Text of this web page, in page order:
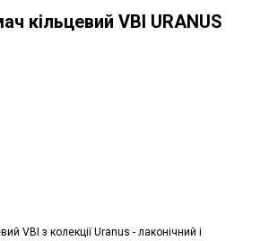
кільцевий VBI URANUS
VBI з колекції Uranus - лаконічний і